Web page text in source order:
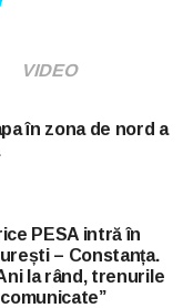
VIDEO
în zona de nord a
PESA intră în
– Constanța.
la rând, trenurile